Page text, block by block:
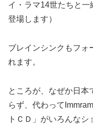
イ・ラマ14世たちと
登場します）
ブレインシンクもフォ
れます。
ところが、なぜか日本
らず、代わって
トＣＤ」がいろんなシ